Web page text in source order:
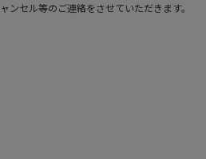
セル等のご連絡をさせていただきます。